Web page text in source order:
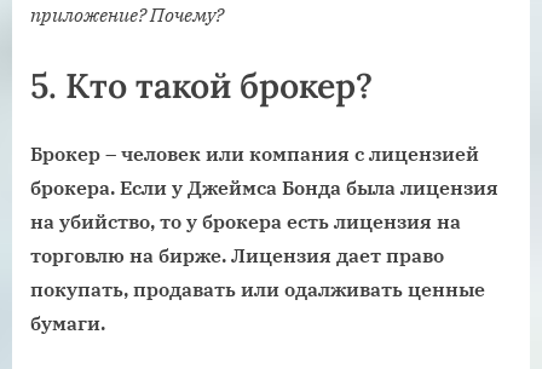
приложение? Почему?
5. Кто такой брокер?
Брокер – человек или компания с лицензией
брокера. Если у Джеймса Бонда была лицензия
на убийство, то у брокера есть лицензия на
торговлю на бирже. Лицензия дает право
покупать, продавать или одалживать ценные
бумаги.